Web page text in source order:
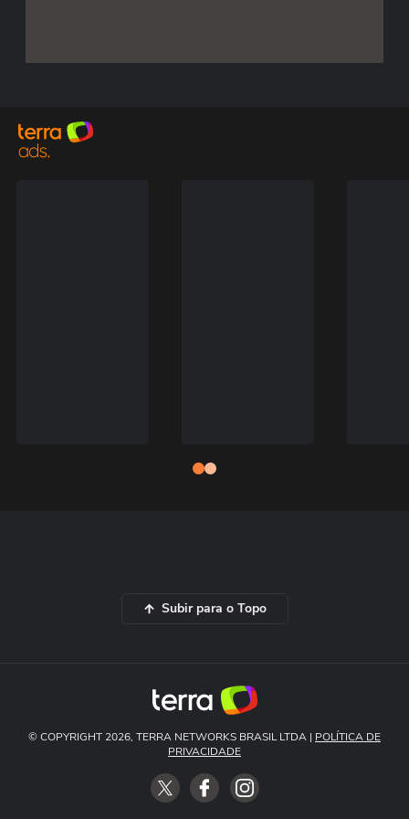
Subir para o Topo
© COPYRIGHT 2026, TERRA NETWORKS BRASIL LTDA | POLÍTICA DE
PRIVACIDADE